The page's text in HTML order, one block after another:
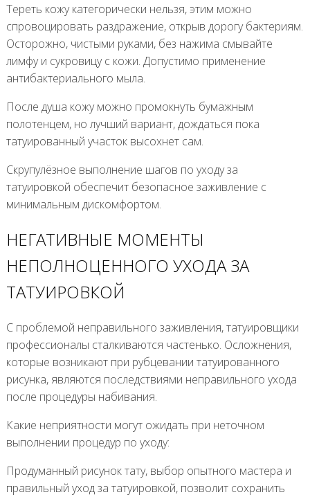
Тереть кожу категорически нельзя, этим можно
спровоцировать раздражение, открыв дорогу бактериям.
Осторожно, чистыми руками, без нажима смывайте
лимфу и сукровицу с кожи. Допустимо применение
антибактериального мыла.
После душа кожу можно промокнуть бумажным
полотенцем, но лучший вариант, дождаться пока
татуированный участок высохнет сам.
Скрупулёзное выполнение шагов по уходу за
татуировкой обеспечит безопасное заживление с
минимальным дискомфортом.
НЕГАТИВНЫЕ МОМЕНТЫ
НЕПОЛНОЦЕННОГО УХОДА ЗА
ТАТУИРОВКОЙ
С проблемой неправильного заживления, татуировщики
профессионалы сталкиваются частенько. Осложнения,
которые возникают при рубцевании татуированного
рисунка, являются последствиями неправильного ухода
после процедуры набивания.
Какие неприятности могут ожидать при неточном
выполнении процедур по уходу:
Продуманный рисунок тату, выбор опытного мастера и
правильный уход за татуировкой, позволит сохранить